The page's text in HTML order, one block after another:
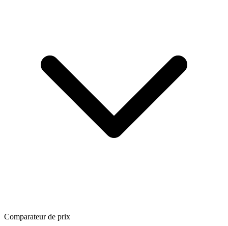
Comparateur de prix